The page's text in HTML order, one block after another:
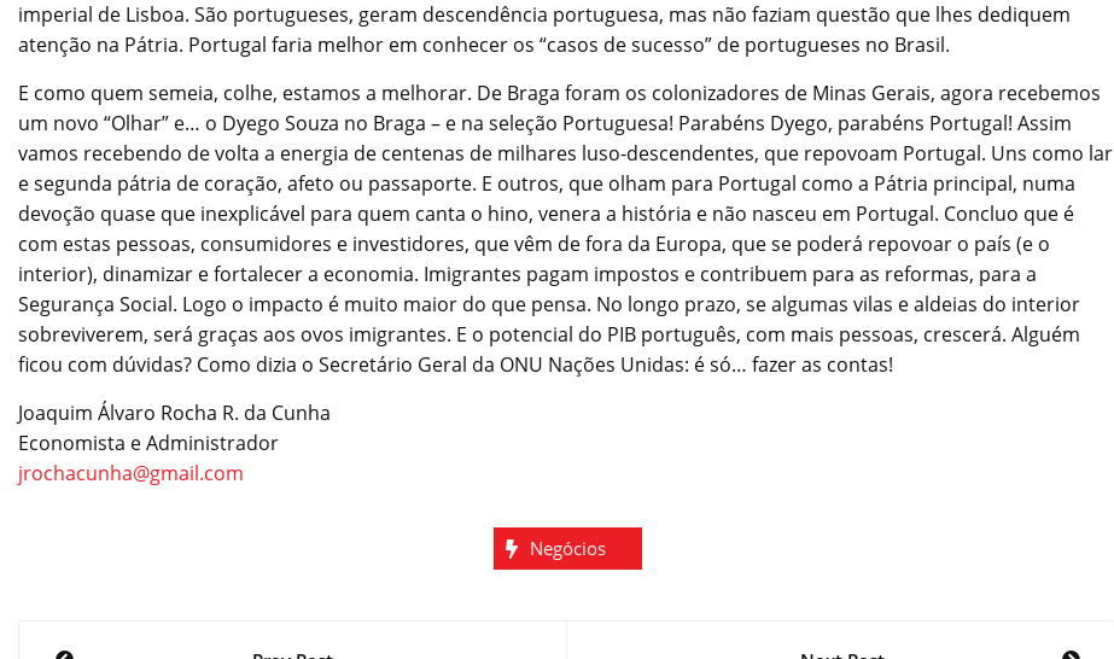
imperial de Lisboa. São portugueses, geram descendência portuguesa, mas não faziam questão que lhes dediquem
atenção na Pátria. Portugal faria melhor em conhecer os “casos de sucesso” de portugueses no Brasil.
E como quem semeia, colhe, estamos a melhorar. De Braga foram os colonizadores de Minas Gerais, agora recebemos
um novo “Olhar” e… o Dyego Souza no Braga – e na seleção Portuguesa! Parabéns Dyego, parabéns Portugal! Assim
vamos recebendo de volta a energia de centenas de milhares luso-descendentes, que repovoam Portugal. Uns como lar
e segunda pátria de coração, afeto ou passaporte. E outros, que olham para Portugal como a Pátria principal, numa
devoção quase que inexplicável para quem canta o hino, venera a história e não nasceu em Portugal. Concluo que é
com estas pessoas, consumidores e investidores, que vêm de fora da Europa, que se poderá repovoar o país (e o
interior), dinamizar e fortalecer a economia. Imigrantes pagam impostos e contribuem para as reformas, para a
Segurança Social. Logo o impacto é muito maior do que pensa. No longo prazo, se algumas vilas e aldeias do interior
sobreviverem, será graças aos ovos imigrantes. E o potencial do PIB português, com mais pessoas, crescerá. Alguém
ficou com dúvidas? Como dizia o Secretário Geral da ONU Nações Unidas: é só… fazer as contas!
Joaquim Álvaro Rocha R. da Cunha
Economista e Administrador
jrochacunha@gmail.com
Negócios
Navegação